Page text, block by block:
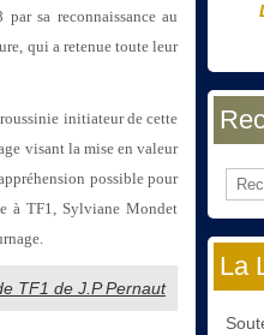
sa reconnaissance au
qui a retenue toute leur
initiateur de cette
visant la mise en valeur
possible pour
à TF1, Sylviane Mondet
TF1 de J.P Pernaut
La